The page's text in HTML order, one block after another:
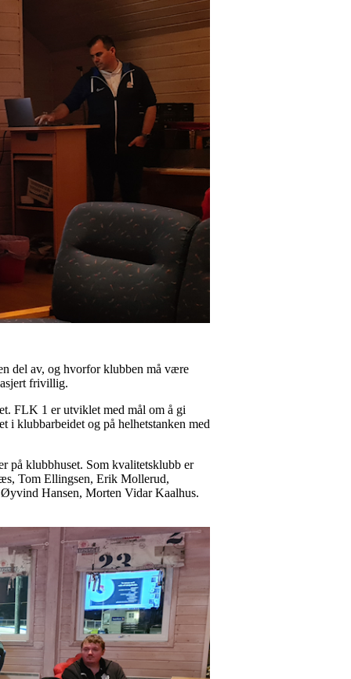
del av, og hvorfor klubben må være
frivillig.
FLK 1 er utviklet med mål om å gi
i klubbarbeidet og på helhetstanken med
på klubbhuset. Som kvalitetsklubb er
Tom Ellingsen, Erik Mollerud,
Hansen, Morten Vidar Kaalhus.